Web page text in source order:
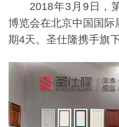
2018年3月9日，
博览会在北京中国国
期4天。圣仕隆携手旗